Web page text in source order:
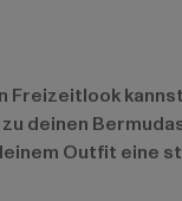
Freizeitlook
deinen
Outfit eine